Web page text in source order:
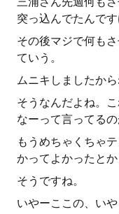
突っ込んでたんです
その後マジで何も
ていう。
ムニキしましたから
そうなんだよね。
なーって言ってる
もうめちゃくちゃ
かってよかったとか
そうですね。
いやーここの、い